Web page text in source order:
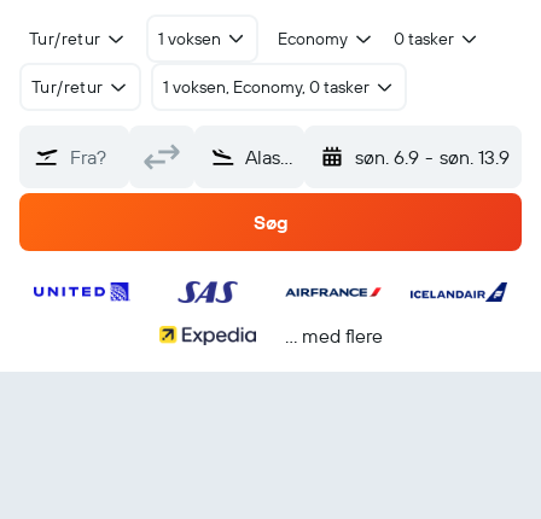
Tur/retur 1 voksen Economy 0 tasker
Tur/retur 1 voksen, Economy, 0 tasker
Fra? Alaska søn. 6.9 - søn. 13.9
Søg
... med flere